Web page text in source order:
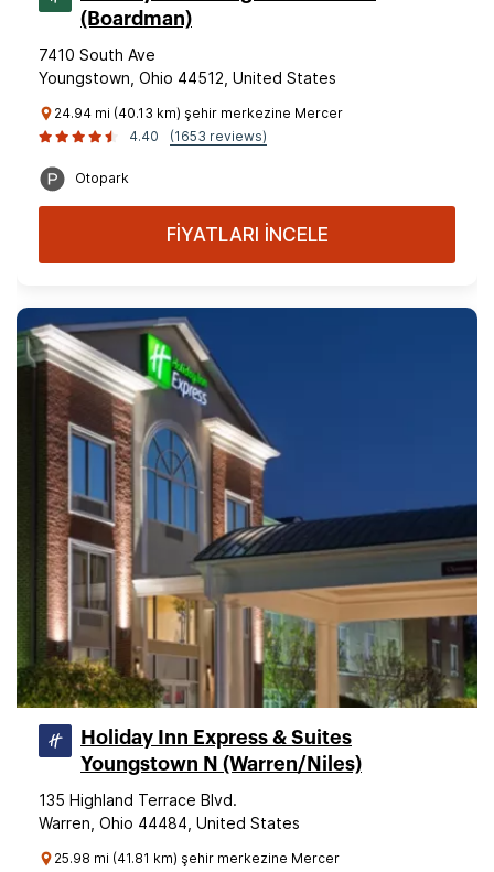
(Boardman)
7410 South Ave
Youngstown, Ohio 44512, United States
24.94 mi (40.13 km) şehir merkezine Mercer
4.40
(1653 reviews)
Otopark
FİYATLARI İNCELE
Holiday Inn Express & Suites
Youngstown N (Warren/Niles)
135 Highland Terrace Blvd.
Warren, Ohio 44484, United States
25.98 mi (41.81 km) şehir merkezine Mercer